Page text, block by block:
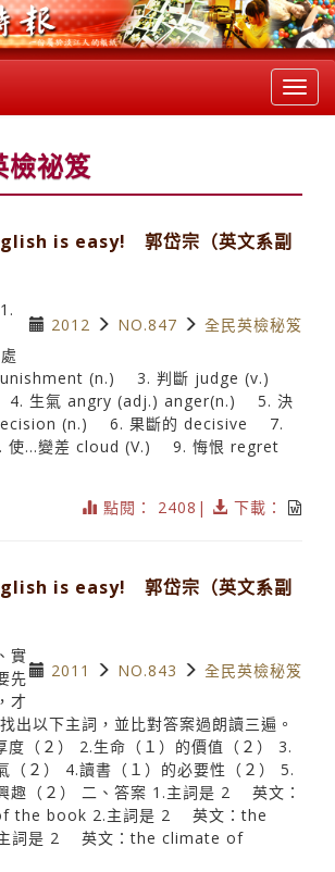
檢祕笈
is easy! 郭岱宗（英文系副
2012 NO.847 全民英檢秘笈
(n.) 3. 判斷 judge (v.)
生氣 angry (adj.) anger(n.) 5. 決
(n.) 6. 果斷的 decisive 7.
…變差 cloud (V.) 9. 悔恨 regret
點閱： 2408|
下載：
is easy! 郭岱宗（英文系副
2011 NO.843 全民英檢秘笈
實
先
才
出以下主詞，並比對答案過朗讀三遍。
度（２） 2.生命（１）的價值（２） 3.
（２） 4.讀書（１）的必要性（２） 5.
趣（２） 二、答案 1.主詞是 2 英文：
the book 2.主詞是 2 英文：the
詞是 2 英文：the climate of